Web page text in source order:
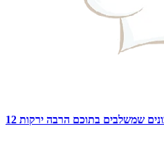
שמשלבים בתוכם הרבה ירקות